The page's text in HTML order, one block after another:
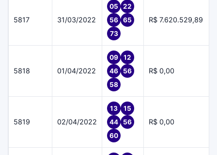
5817 31/03/2022
05
22
56
65
73
R$ 7.620.529,89
5818 01/04/2022
09
12
46
56
58
R$ 0,00
5819 02/04/2022
13
15
44
56
60
R$ 0,00